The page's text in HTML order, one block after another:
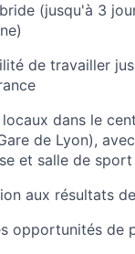
(jusqu'à 3
de travailler
dans le
de Lyon),
et salle de sport
aux résultats
opportunités de